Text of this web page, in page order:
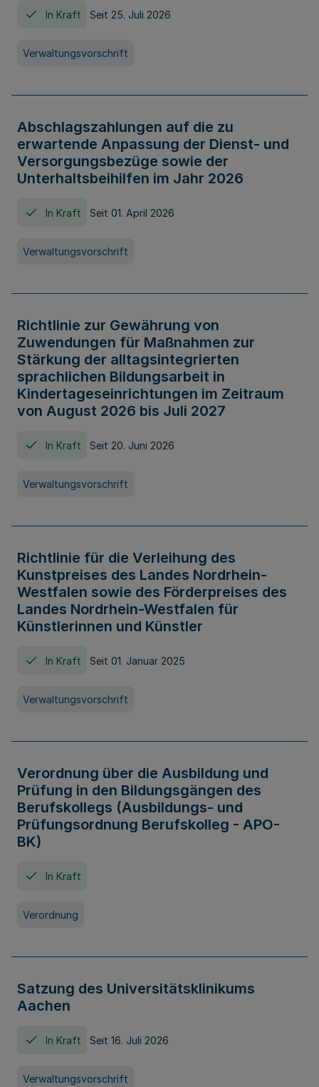
In Kraft Seit 25. Juli 2026
Verwaltungsvorschrift
Abschlagszahlungen auf die zu
erwartende Anpassung der Dienst- und
Versorgungsbezüge sowie der
Unterhaltsbeihilfen im Jahr 2026
In Kraft Seit 01. April 2026
Verwaltungsvorschrift
Richtlinie zur Gewährung von
Zuwendungen für Maßnahmen zur
Stärkung der alltagsintegrierten
sprachlichen Bildungsarbeit in
Kindertageseinrichtungen im Zeitraum
von August 2026 bis Juli 2027
In Kraft Seit 20. Juni 2026
Verwaltungsvorschrift
Richtlinie für die Verleihung des
Kunstpreises des Landes Nordrhein-
Westfalen sowie des Förderpreises des
Landes Nordrhein-Westfalen für
Künstlerinnen und Künstler
In Kraft Seit 01. Januar 2025
Verwaltungsvorschrift
Verordnung über die Ausbildung und
Prüfung in den Bildungsgängen des
Berufskollegs (Ausbildungs- und
Prüfungsordnung Berufskolleg - APO-
BK)
In Kraft
Verordnung
Satzung des Universitätsklinikums
Aachen
In Kraft Seit 16. Juli 2026
Verwaltungsvorschrift